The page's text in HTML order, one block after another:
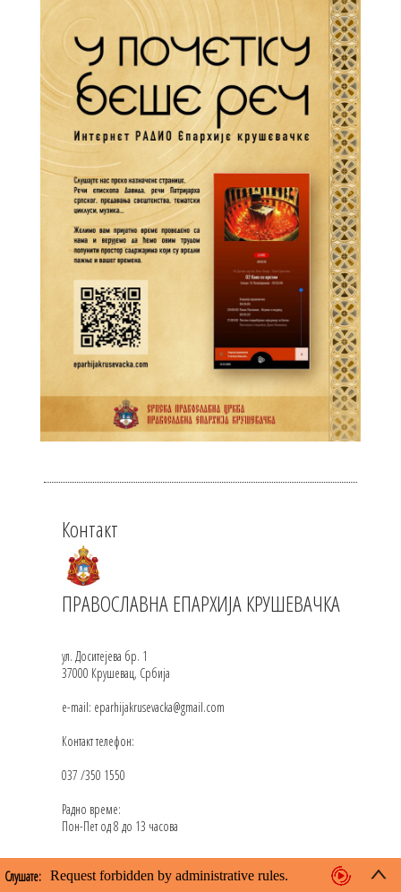
Контакт
ПРАВОСЛАВНА ЕПАРХИЈА КРУШЕВАЧКА
ул. Доситејева бр. 1
37000 Крушевац, Србија
e-mail: eparhijakrusevacka@gmail.com
Контакт телефон:
037 /350 1550
Радно време:
Пон-Пет од 8 до 13 часова
Слушате: